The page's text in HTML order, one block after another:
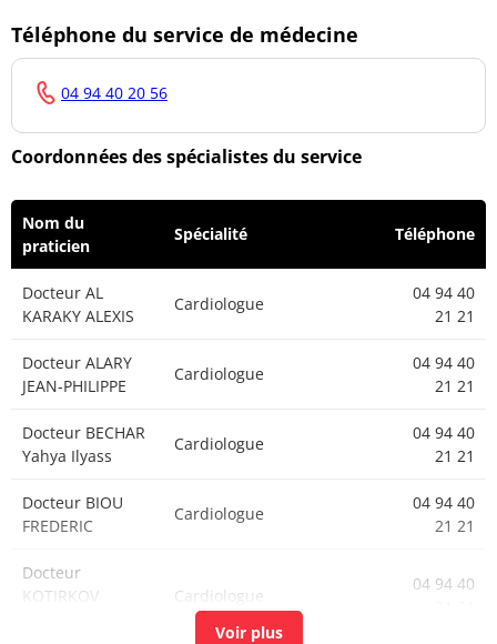
Pablo
et traumatologue
VANACORE
Docteur ATAYA
Chirurgien viscéral et
Téléphone du service de médecine
04 94 40 20 56
Coordonnées des spécialistes du service
Nom du
praticien
Spécialité Téléphone
Docteur AL
KARAKY ALEXIS
Cardiologue
04 94 40
21 21
Docteur ALARY
JEAN-PHILIPPE
Cardiologue
04 94 40
21 21
Docteur BECHAR
Yahya Ilyass
Cardiologue
04 94 40
21 21
Docteur BIOU
FREDERIC
Cardiologue
04 94 40
21 21
Docteur
KOTIRKOV
Cardiologue
04 94 40